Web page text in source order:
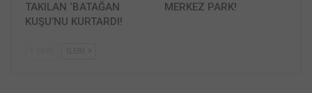
TAKILAN ‘BATAĞAN
KUŞU’NU KURTARDI!
MERKEZ PARK!